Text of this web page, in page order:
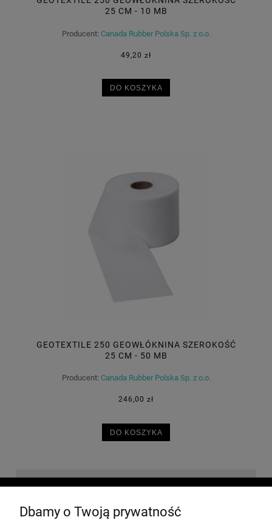
25 CM - 10 MB
Producent: Canada Rubber Polska Sp. z o.o.
49,20 zł
DO KOSZYKA
GEOTEXTILE 250 GEOWŁÓKNINA SZEROKOŚĆ
25 CM - 50 MB
Producent: Canada Rubber Polska Sp. z o.o.
246,00 zł
DO KOSZYKA
Dbamy o Twoją prywatność